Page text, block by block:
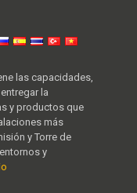
las capacidades,
la
y productos que
más
y Torre de
y